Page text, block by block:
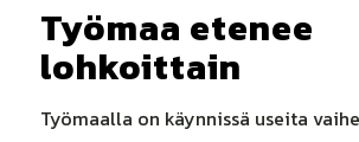
Työmaa etenee
lohkoittain
Työmaalla on käynnissä useita